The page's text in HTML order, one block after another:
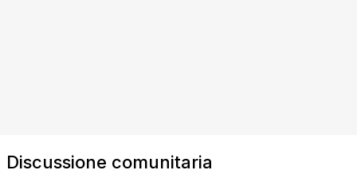
Discussione comunitaria